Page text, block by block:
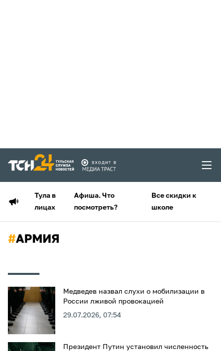
Тула в
лицах
Афиша. Что
посмотреть?
Все скидки к
школе
#АРМИЯ
Медведев назвал слухи о мобилизации в
России лживой провокацией
29.07.2026, 07:54
Президент Путин установил численность